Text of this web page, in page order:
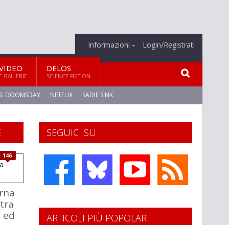
Informazioni Login/Registrati
E GALLERIE
DELOS
SCIENCE FICTION
DOOMSDAY NETFLIX SADIE SINK
SEGUICI SU
146
ed
ARTICOLI PIÙ POPOLARI